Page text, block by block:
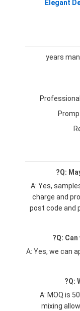
Elegant
25 years
Q:
A: Yes,
charge and
post code and
Q:
A: Yes, we can
Q:
A: MOQ is
mixing